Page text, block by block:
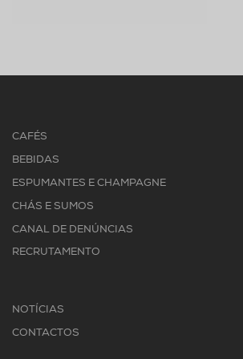
CAFÉS
BEBIDAS
ESPUMANTES E CHAMPAGNE
CHÁS E SUMOS
CANAL DE DENÚNCIAS
RECRUTAMENTO
NOTÍCIAS
CONTACTOS